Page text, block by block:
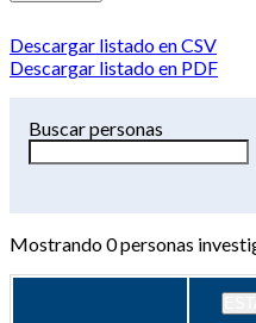
Descargar listado en CSV
Descargar listado en PDF
Buscar personas
Mostrando0personas